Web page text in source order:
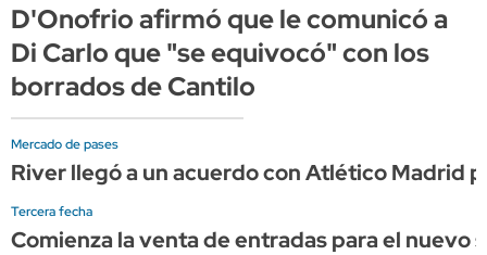
D'Onofrio afirmó que le comunicó a
Di Carlo que "se equivocó" con los
borrados de Cantilo
Mercado de pases
River llegó a un acuerdo con Atlético Madrid
Tercera fecha
Comienza la venta de entradas para el